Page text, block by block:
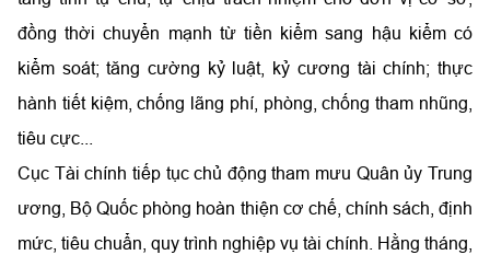
đồng thời chuyển mạnh từ tiền kiểm sang hậu kiểm có
kiểm soát; tăng cường kỷ luật, kỷ cương tài chính; thực
hành tiết kiệm, chống lãng phí, phòng, chống tham nhũng,
tiêu cực...
Cục Tài chính tiếp tục chủ động tham mưu Quân ủy Trung
ương, Bộ Quốc phòng hoàn thiện cơ chế, chính sách, định
mức, tiêu chuẩn, quy trình nghiệp vụ tài chính. Hằng tháng,